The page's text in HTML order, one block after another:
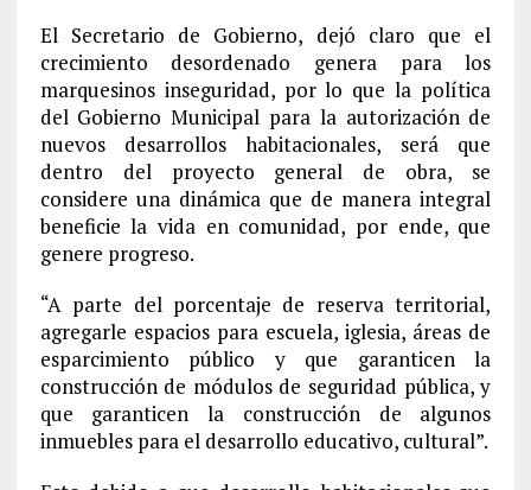
El Secretario de Gobierno, dejó claro que el
crecimiento desordenado genera para los
marquesinos inseguridad, por lo que la política
del Gobierno Municipal para la autorización de
nuevos desarrollos habitacionales, será que
dentro del proyecto general de obra, se
considere una dinámica que de manera integral
beneficie la vida en comunidad, por ende, que
genere progreso.
“A parte del porcentaje de reserva territorial,
agregarle espacios para escuela, iglesia, áreas de
esparcimiento público y que garanticen la
construcción de módulos de seguridad pública, y
que garanticen la construcción de algunos
inmuebles para el desarrollo educativo, cultural”.